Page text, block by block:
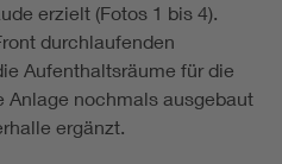
erzielt (Fotos 1 bis 4).
durchlaufenden
Aufenthaltsräume für die
Anlage nochmals ausgebaut
ergänzt.